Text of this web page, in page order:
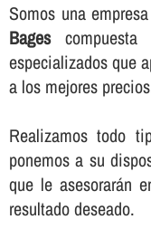
Somos una
Bagescompuesta
especializados que
a los mejores
Realizamos todo
ponemos a su
que le asesorarán
resultado deseado.